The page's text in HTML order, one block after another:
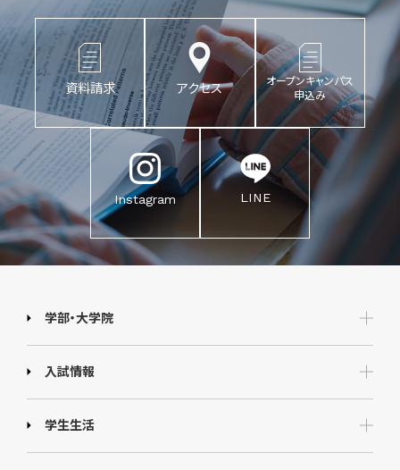
資料請求 アクセス
オープンキャンパス
申込み
Instagram LINE
学部・大学院
入試情報
学生生活